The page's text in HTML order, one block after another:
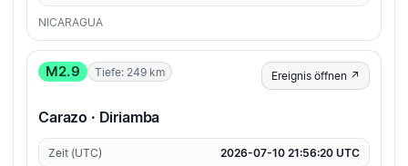
NICARAGUA
M2.9 Tiefe: 249 km Ereignis öffnen ↗
Carazo · Diriamba
Zeit (UTC) 2026-07-10 21:56:20 UTC